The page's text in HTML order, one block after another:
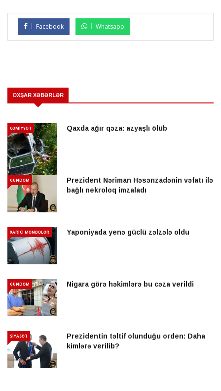
Facebook Whatsapp
OXŞAR XƏBƏRLƏR
CƏMİYYƏT Qaxda ağır qəza: azyaşlı ölüb
GÜNDƏM
Prezident Nəriman Həsənzadənin vəfatı ilə
bağlı nekroloq imzaladı
XARİCİ MƏNBƏLƏR Yaponiyada yenə güclü zəlzələ oldu
GÜNDƏM Nigara görə həkimlərə bu cəza verildi
SİYASƏT
Prezidentin təltif olunduğu orden: Daha
kimlərə verilib?